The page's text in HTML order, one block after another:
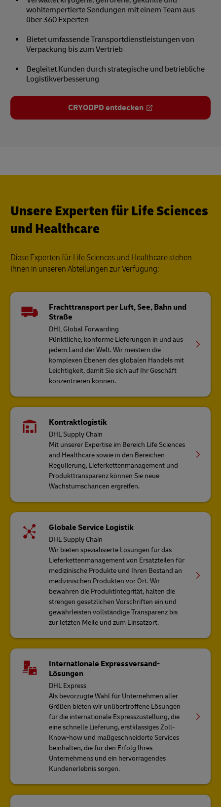
wohltempertierte Sendungen mit einem Team aus
über 360 Experten
Bietet umfassende Transportdienstleistungen von
Verpackung bis zum Vertrieb
Begleitet Kunden durch strategische und betriebliche
Logistikverbesserung
CRYODPD entdecken
Unsere Experten für Life Sciences
und Healthcare
Diese Experten für Life Sciences und Healthcare stehen
Ihnen in unseren Abteilungen zur Verfügung:
Frachttransport per Luft, See, Bahn und
Straße
DHL Global Forwarding
Pünktliche, konforme Lieferungen in und aus
jedem Land der Welt. Wir meistern die
komplexen Ebenen des globalen Handels mit
Leichtigkeit, damit Sie sich auf Ihr Geschäft
konzentrieren können.
Kontraktlogistik
DHL Supply Chain
Mit unserer Expertise im Bereich Life Sciences
and Healthcare sowie in den Bereichen
Regulierung, Lieferkettenmanagement und
Produkttransparenz können Sie neue
Wachstumschancen ergreifen.
Globale Service Logistik
DHL Supply Chain
Wir bieten spezialisierte Lösungen für das
Lieferkettenmanagement von Ersatzteilen für
medizinische Produkte und Ihren Bestand an
medizinischen Produkten vor Ort. Wir
bewahren die Produktintegrität, halten die
strengen gesetzlichen Vorschriften ein und
gewährleisten vollständige Transparenz bis
zur letzten Meile und zum Einsatzort.
Internationale Expressversand-
Lösungen
DHL Express
Als bevorzugte Wahl für Unternehmen aller
Größen bieten wir unübertroffene Lösungen
für die internationale Expresszustellung, die
eine schnelle Lieferung, erstklassiges Zoll-
Know-how und maßgeschneiderte Services
beinhalten, die für den Erfolg Ihres
Unternehmens und ein hervorragendes
Kundenerlebnis sorgen.